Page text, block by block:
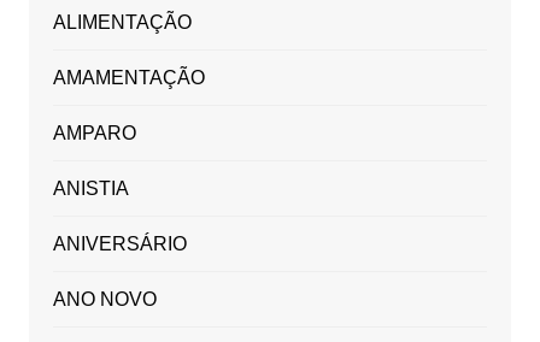
ALIMENTAÇÃO
AMAMENTAÇÃO
AMPARO
ANISTIA
ANIVERSÁRIO
ANO NOVO